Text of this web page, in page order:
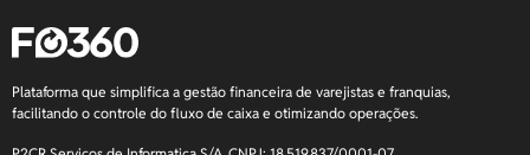
Plataforma que simplifica a gestão financeira de varejistas e franquias,
facilitando o controle do fluxo de caixa e otimizando operações.